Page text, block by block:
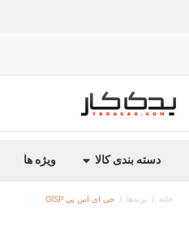
دسته بندی کالا ویژه ها
خانه برندها جی ای اس پی GISP